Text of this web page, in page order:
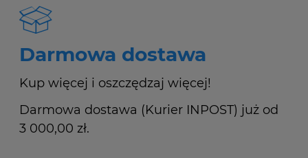
Darmowa dostawa
Kup więcej i oszczędzaj więcej!
Darmowa dostawa (Kurier INPOST) już od
3 000,00 zł.